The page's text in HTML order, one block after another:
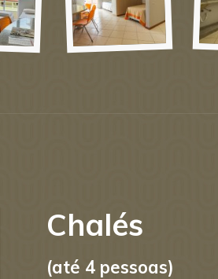
Chalés
(até 4 pessoas)